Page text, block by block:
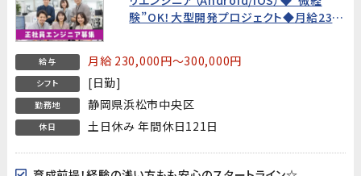
験”OK！大型開発プロジェクト◆月給23万
給与 月給 230,000円～300,000円
シフト [日勤]
勤務地 静岡県浜松市中央区
休日 土日休み 年間休日121日